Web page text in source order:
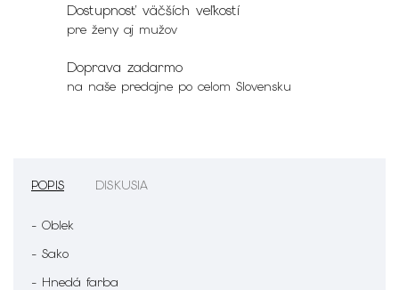
Dostupnosť väčších veľkostí
pre ženy aj mužov
Doprava zadarmo
na naše predajne po celom Slovensku
POPIS DISKUSIA
- Oblek
- Sako
- Hnedá farba